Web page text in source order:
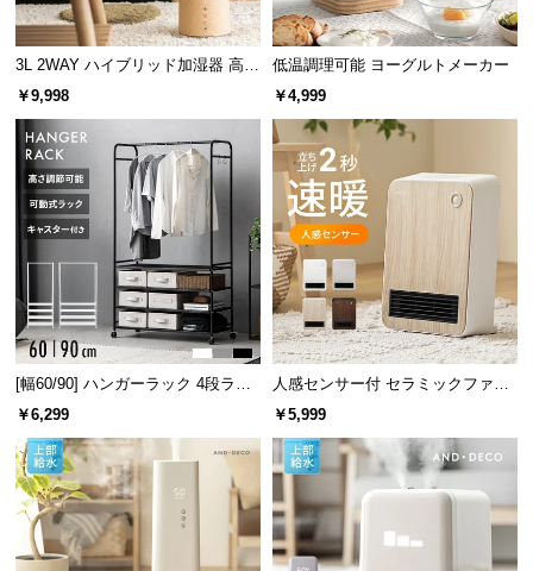
3L 2WAY ハイブリッド加湿器 高さ
調整可能
￥9,998
低温調理可能 ヨーグルトメーカー
￥4,999
[幅60/90] ハンガーラック 4段ラッ
ク収納 キャスター付き
￥6,299
人感センサー付 セラミックファン
ヒーター スタイリッシュモデル
￥5,999